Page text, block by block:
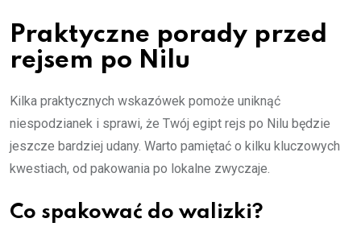
Praktyczne porady przed
rejsem po Nilu
Kilka praktycznych wskazówek pomoże uniknąć
niespodzianek i sprawi, że Twój egipt rejs po Nilu będzie
jeszcze bardziej udany. Warto pamiętać o kilku kluczowych
kwestiach, od pakowania po lokalne zwyczaje.
Co spakować do walizki?